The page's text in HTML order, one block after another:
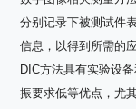
分别记录下被测试件
信息，以得到所需的应
DIC方法具有实验设
振要求低等优点，尤